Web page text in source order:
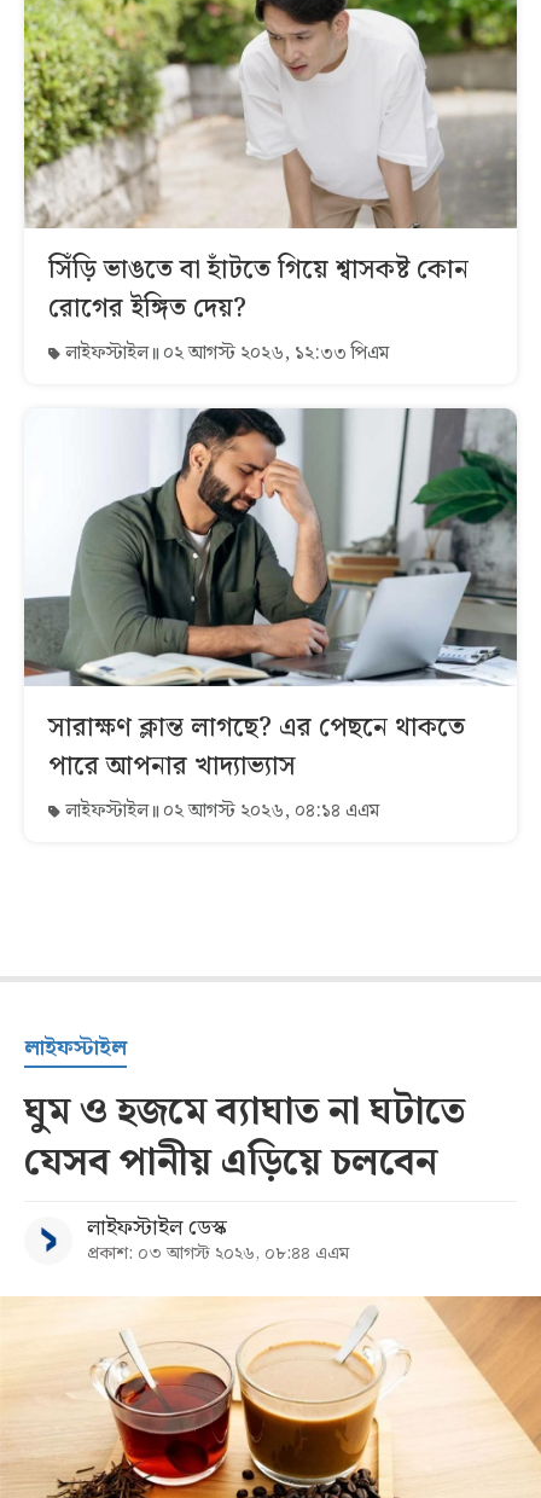
সিঁড়ি ভাঙতে বা হাঁটতে গিয়ে শ্বাসকষ্ট কোন
রোগের ইঙ্গিত দেয়?
লাইফস্টাইল ০২ আগস্ট ২০২৬, ১২:৩৩ পিএম
সারাক্ষণ ক্লান্ত লাগছে? এর পেছনে থাকতে
পারে আপনার খাদ্যাভ্যাস
লাইফস্টাইল ০২ আগস্ট ২০২৬, ০৪:১৪ এএম
লাইফস্টাইল
ঘুম ও হজমে ব্যাঘাত না ঘটাতে
যেসব পানীয় এড়িয়ে চলবেন
লাইফস্টাইল ডেস্ক
প্রকাশ: ০৩ আগস্ট ২০২৬, ০৮:৪৪ এএম